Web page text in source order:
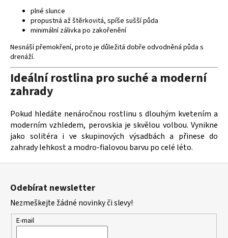
plné slunce
propustná až štěrkovitá, spíše sušší půda
minimální zálivka po zakořenění
Nesnáší přemokření, proto je důležitá dobře odvodněná půda s
drenáží.
Ideální rostlina pro suché a moderní
zahrady
Pokud hledáte nenáročnou rostlinu s dlouhým kvetením a
moderním vzhledem, perovskia je skvělou volbou. Vynikne
jako solitéra i ve skupinových výsadbách a přinese do
zahrady lehkost a modro-fialovou barvu po celé léto.
Z
Odebírat newsletter
Nezmeškejte žádné novinky či slevy!
E-mail